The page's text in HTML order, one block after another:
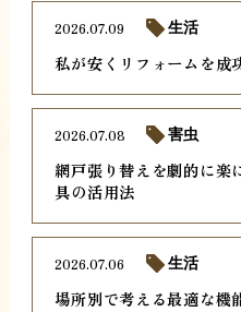
私が安くリフォームを成
2026.07.09 生活
網戸張り替えを劇的に楽
具の活用法
2026.07.08 害虫
場所別で考える最適な機
2026.07.06 生活